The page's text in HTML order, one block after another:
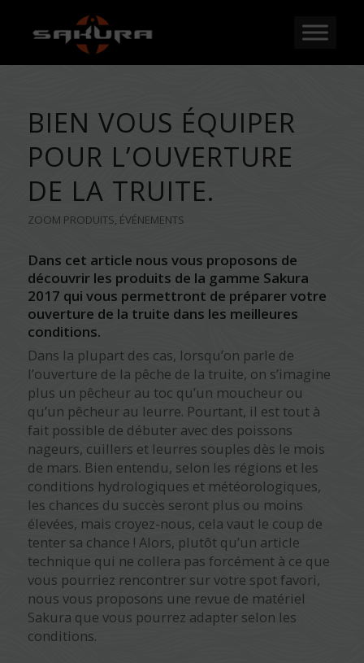
BIEN VOUS ÉQUIPER
POUR L’OUVERTURE
DE LA TRUITE.
ZOOM PRODUITS, ÉVÉNEMENTS
Dans cet article nous vous proposons de
découvrir les produits de la gamme Sakura
2017 qui vous permettront de préparer votre
ouverture de la truite dans les meilleures
conditions.
Dans la plupart des cas, lorsqu’on parle de
l’ouverture de la pêche de la truite, on s’imagine
plus un pêcheur au toc qu’un moucheur ou
qu’un pêcheur au leurre. Pourtant, il est tout à
fait possible de débuter avec des poissons
nageurs, cuillers et leurres souples dès le mois
de mars. Bien entendu, selon les régions et les
conditions hydrologiques et météorologiques,
les chances du succès seront plus ou moins
élevées, mais croyez-nous, cela vaut le coup de
tenter sa chance ! Alors, plutôt qu’un article
technique qui ne collera pas forcément à ce que
vous pourriez rencontrer sur votre spot favori,
nous vous proposons une revue de matériel
Sakura que vous pourrez adapter selon les
conditions.